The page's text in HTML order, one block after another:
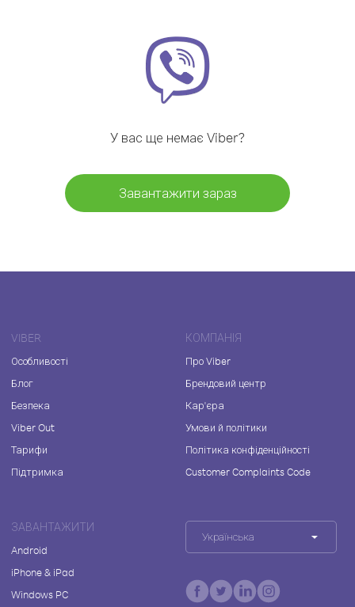
У вас ще немає Viber?
Завантажити зараз
VIBER
Особливості
Блог
Безпека
Viber Out
Тарифи
Підтримка
КОМПАНІЯ
Про Viber
Брендовий центр
Кар'єра
Умови й політики
Політика конфіденційності
Customer Complaints Code
ЗАВАНТАЖИТИ
Android
iPhone & iPad
Windows PC
Українська